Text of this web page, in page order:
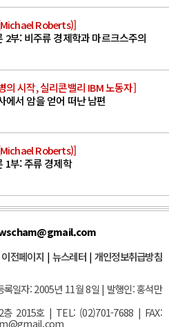
Roberts)]
2부: 비주류 경제학과 마르크스주의
의 시작, 실리콘밸리 IBM 노동자]
서 암을 얻어 떠난 남편
Roberts)]
1부: 주류 경제학
이전페이지 | 뉴스레터| 개인정보취급방침
일자: 2005년 11월 8일 | 발행인: 홍석만
층 2015호| TEL: (02)701-7688 | FAX: